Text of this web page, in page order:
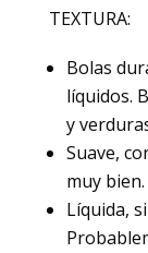
TEXTURA:
Bolas
líquidos.
y
Suave,
muy bien.
Líquida,